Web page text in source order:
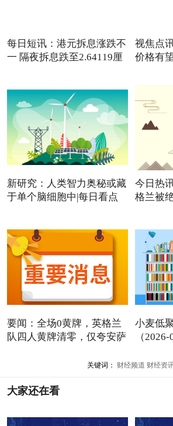
每日短讯：港元拆息涨跌不
一 隔夜拆息跌至2.64119厘
视焦点
价格有
新研究：人类智力奥秘或藏
于单个脑细胞中|每日看点
今日热
格兰被
要闻：全场0黄牌，英格兰
队四人黄牌清零，仅夸安萨
小麦低
（
关键词： 财经频道 财经资
大家还在看